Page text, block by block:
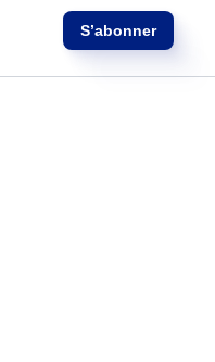
S’abonner